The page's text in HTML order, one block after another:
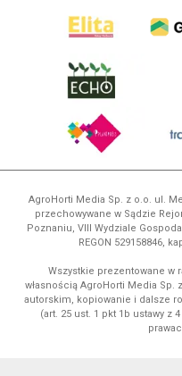
AgroHorti Media Sp. z o.o. ul.
przechowywane w Sądzie
Poznaniu, VIII Wydziale
REGON 529158846,
Wszystkie prezentowane
własnością AgroHorti Media
autorskim, kopiowanie i dalsze
(art. 25 ust. 1 pkt 1b ustawy z